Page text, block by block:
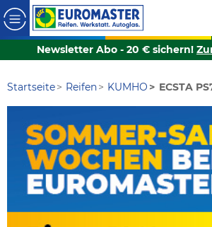
Newsletter Abo - 20 € sichern!
Startseite Reifen KUMHO ECSTA